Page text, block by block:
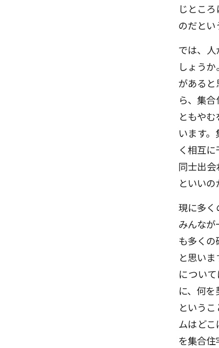
じとこ
のだとい
では、
しょう
がある
ら、集
ともや
います
く相互
同士出
といい
現に多く
みんな
も多く
と思い
につい
に、何
という
ムはど
を集合